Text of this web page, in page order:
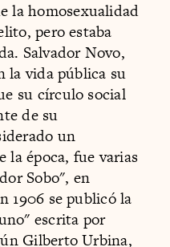
la homosexualidad
pero estaba
Salvador Novo,
la vida pública su
su círculo social
de su
un
la época, fue varias
Sobo", en
1906 se publicó la
escrita por
Gilberto Urbina,